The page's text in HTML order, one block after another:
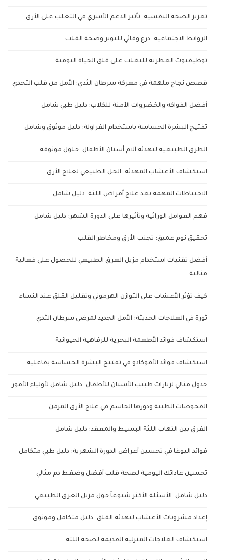
تعزيز الصحة النفسية: تأثير الدعم الأسري في التغلب على الأرق
الروابط الاجتماعية: درع وقائي للتوتر وصحة القلب
توظيفيوت العطرية للتغلب على قلق الحياة اليومية
قصص نجاح ملهمة في معركة سرطان الثدي: الأمل من قلب التحدي
أفضل الفواكه والخضروات الآمنة للكلاب: دليل طبي شامل
تفتيح البشرة الحساسة باستخدام الفراولة: دليل موثوق وشامل
الطرق الطبيعية لتهدئة آلام أسنان الأطفال: حلول موثوقة
استكشاف الأعشاب المهدئة: الحل الطبيعي لعلاج الأرق
الاحتياطات المهمة بعد علاج أمراض اللثة: دليل شامل
فهم العوامل الوراثية وتأثيرها على الدورة الشهر: دليل شامل
تحقيق نوم عميق: تجنب الأرق ومخاطر القلب
أفضل تقنيات استخدام مزيل العرق الطبيعي للحصول على فعالية
مثالية
كيف تؤثر الأعشاب على التوازن الهرموني وتقليل القلق عند النساء
ثورة في العلاجات الحديثة: الأمل الجديد لمرضى سرطان الثدي
استكشاف فوائد الأطعمة البحرية للرفاهية الحيوانية
استكشاف فوائد الأفوكادو في تفتيح البشرة الحساسة بفاعلية
جدول مثالي لزيارات طبيب الأسنان للأطفال: دليل شامل لأولياء الأمور
الفحوصات الطبية ودورها الحاسم في علاج الأرق المزمن
الفرق بين التهاب اللثة البسيط والمعقد: دليل شامل
فوائد اليوغا في تحسين أعراض الدورة الشهرية: دليل طبي متكامل
تحسين عاداتك اليومية لصحة قلب أفضل وضغط دم مثالي
دليل شامل: الأسئلة الأكثر شيوعاً حول مزيل العرق الطبيعي
إعداد مشروبات الأعشاب لتهدئة القلق: دليل متكامل وموثوق
استكشاف العلاجات المنزلية القديمة لصحة اللثة